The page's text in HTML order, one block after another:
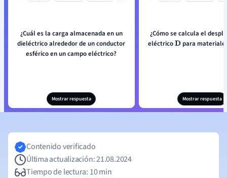
¿Cuál es la carga almacenada en un
dieléctrico alrededor de un conductor
esférico en un campo eléctrico?
Mostrar respuesta
¿Cómo se calcula el
eléctricoD para
Mostrar respuesta
Contenido verificado
Última actualización: 21.08.2024
Tiempo de lectura: 10 min